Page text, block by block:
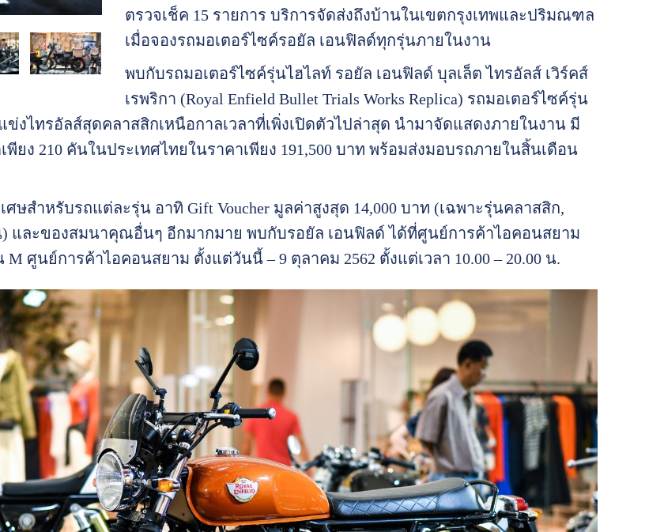
ตรวจเช็ค 15 รายการ บริการจัดส่งถึงบ้านในเขตกรุงเทพและปริมณฑล
เมื่อจองรถมอเตอร์ไซค์รอยัล เอนฟิลด์ทุกรุ่นภายในงาน
พบกับรถมอเตอร์ไซค์รุ่นไฮไลท์ รอยัล เอนฟิลด์ บุลเล็ต ไทรอัลส์ เวิร์คส์
เรพริกา (Royal Enfield Bullet Trials Works Replica) รถมอเตอร์ไซค์รุ่น
งไทรอัลส์สุดคลาสสิกเหนือกาลเวลาที่เพิ่งเปิดตัวไปล่าสุด นำมาจัดแสดงภายในงาน มี
ยง 210 คันในประเทศไทยในราคาเพียง 191,500 บาท พร้อมส่งมอบรถภายในสิ้นเดือน
ษสำหรับรถแต่ละรุ่น อาทิ Gift Voucher มูลค่าสูงสุด 14,000 บาท (เฉพาะรุ่นคลาสสิก,
และของสมนาคุณอื่นๆ อีกมากมาย พบกับรอยัล เอนฟิลด์ ได้ที่ศูนย์การค้าไอคอนสยาม
ศูนย์การค้าไอคอนสยาม ตั้งแต่วันนี้ – 9 ตุลาคม 2562 ตั้งแต่เวลา 10.00 – 20.00 น.